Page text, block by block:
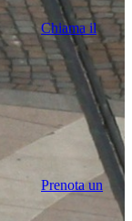
Chiama il
Prenota un